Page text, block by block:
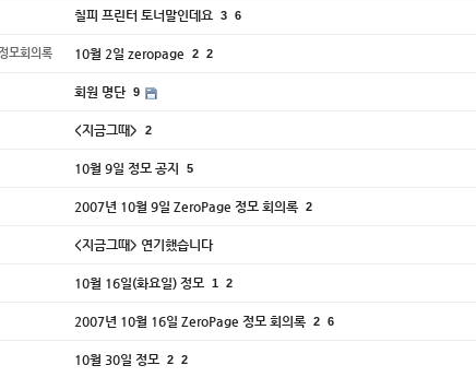
칠피 프린터 토너말인데요 3 6
모회의록 10월 2일 zeropage 2 2
회원 명단 9
<지금그때> 2
10월 9일 정모 공지 5
2007년 10월 9일 ZeroPage 정모 회의록 2
<지금그때> 연기했습니다
10월 16일(화요일) 정모 1 2
2007년 10월 16일 ZeroPage 정모 회의록 2 6
10월 30일 정모 2 2